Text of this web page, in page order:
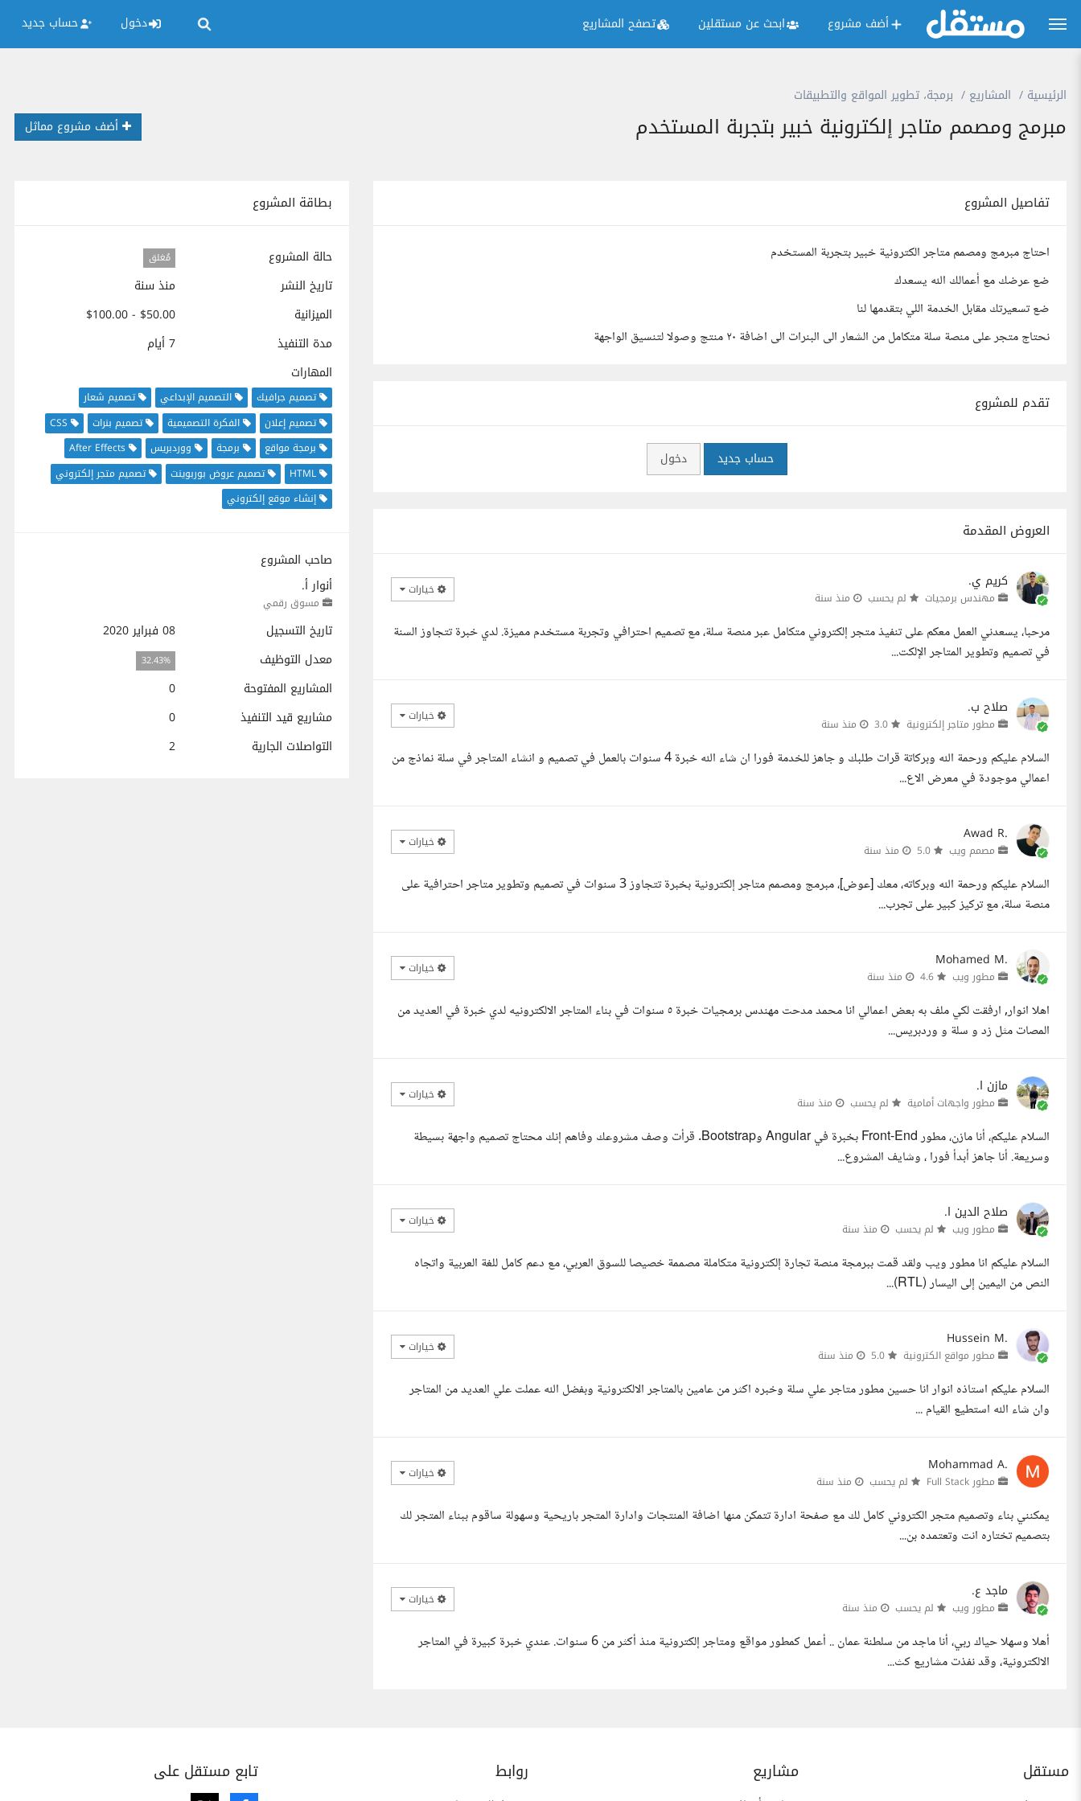
أضف مشروع ابحث عن مستقلين تصفح المشاريع دخول حساب جديد
الرئيسية المشاريع برمجة، تطوير المواقع والتطبيقات
مبرمج ومصمم متاجر إلكترونية خبير بتجربة المستخدم أضف مشروع مماثل
بطاقة المشروع
حالة المشروع مُغلق
تاريخ النشر
منذ سنة
الميزانية
$50.00 - $100.00
مدة التنفيذ
7 أيام
المهارات
تصميم جرافيك التصميم الإبداعي
تصميم شعار
تصميم إعلان
الفكرة التصميمية تصميم بنرات
CSS
برمجة مواقع
برمجة ووردبريس
After Effects
HTML
تصميم عروض بوربوينت
تصميم متجر إلكتروني
إنشاء موقع إلكتروني
صاحب المشروع
أنوار أ.
مسوق رقمي
تاريخ التسجيل
08 فبراير 2020
معدل التوظيف
32.43%
المشاريع المفتوحة
0
مشاريع قيد التنفيذ
0
التواصلات الجارية
2
تفاصيل المشروع
احتاج مبرمج ومصمم متاجر الكترونية خبير بتجربة المستخدم
ضع عرضك مع أعمالك الله يسعدك
ضع تسعيرتك مقابل الخدمة اللي بتقدمها لنا
نحتاج متجر على منصة سلة متكامل من الشعار الى البنرات الى اضافة ٢٠ منتج وصولا لتنسيق الواجهة
تقدم للمشروع
حساب جديد دخول
العروض المقدمة
كريم ي.
مهندس برمجيات لم يحسب منذ سنة خيارات
مرحبا، يسعدني العمل معكم على تنفيذ متجر إلكتروني متكامل عبر منصة سلة، مع تصميم احترافي وتجربة مستخدم مميزة. لدي خبرة تتجاوز السنة
في تصميم وتطوير المتاجر الإلكت...
صلاح ب.
مطور متاجر إلكترونية منذ سنة خيارات
السلام عليكم ورحمة الله وبركاتة قرات طلبك و جاهز للخدمة فورا ان شاء الله خبرة 4 سنوات بالعمل في تصميم و انشاء المتاجر في سلة نماذج من
اعمالي موجودة في معرض الاع...
Awad R.
مصمم ويب منذ سنة خيارات
السلام عليكم ورحمة الله وبركاته، معك [عوض]، مبرمج ومصمم متاجر إلكترونية بخبرة تتجاوز 3 سنوات في تصميم وتطوير متاجر احترافية على
منصة سلة، مع تركيز كبير على تجرب...
Mohamed M.
مطور ويب منذ سنة خيارات
اهلا انوار, ارفقت لكي ملف به بعض اعمالي انا محمد مدحت مهندس برمجيات خبرة ٥ سنوات في بناء المتاجر الالكترونيه لدي خبرة في العديد من
المصات مثل زد و سلة و وردبريس...
مازن ا.
مطور واجهات أمامية لم يحسب منذ سنة خيارات
السلام عليكم، أنا مازن، مطور Front-End بخبرة في Angular وBootstrap. قرأت وصف مشروعك وفاهم إنك محتاج تصميم واجهة بسيطة
وسريعة. أنا جاهز أبدأ فورا ، وشايف المشروع...
صلاح الدين ا.
مطور ويب لم يحسب منذ سنة خيارات
السلام عليكم انا مطور ويب ولقد قمت ببرمجة منصة تجارة إلكترونية متكاملة مصممة خصيصا للسوق العربي، مع دعم كامل للغة العربية واتجاه
النص من اليمين إلى اليسار (RTL)...
Hussein M.
مطور مواقع الكترونية منذ سنة خيارات
السلام عليكم استاذه انوار انا حسين مطور متاجر علي سلة وخبره اكثر من عامين بالمتاجر الالكترونية وبفضل الله عملت علي العديد من المتاجر
وان شاء الله استطيع القيام ...
Mohammad A.
مطور Full Stack لم يحسب منذ سنة خيارات
يمكنني بناء وتصميم متجر الكتروني كامل لك مع صفحة ادارة تتمكن منها اضافة المنتجات وادارة المتجر باريحية وسهولة ساقوم ببناء المتجر لك
بتصميم تختاره انت وتعتمده بن...
ماجد ع.
مطور ويب لم يحسب منذ سنة خيارات
أهلا وسهلا حياك ربي، أنا ماجد من سلطنة عمان .. أعمل كمطور مواقع ومتاجر إلكترونية منذ أكثر من 6 سنوات. عندي خبرة كبيرة في المتاجر
الالكترونية، وقد نفذت مشاريع كث...
مستقل مشاريع روابط تابع مستقل على